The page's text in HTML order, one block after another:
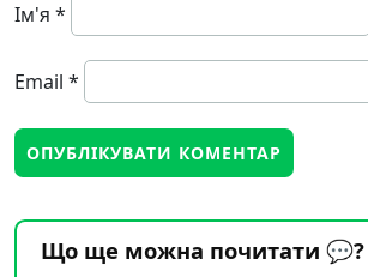
Ім'я *
Email *
Що ще можна почитати 💬?